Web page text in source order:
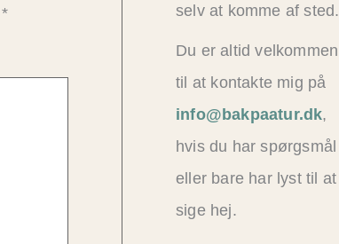
*
selv at komme af sted.
Du er altid velkommen
til at kontakte mig på
info@bakpaatur.dk,
hvis du har spørgsmål
eller bare har lyst til at
sige hej.